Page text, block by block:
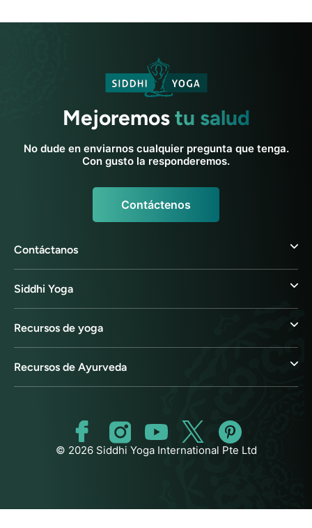
Mejoremostu salud
No dude en enviarnos cualquier pregunta que tenga.
Con gusto la responderemos.
Contáctenos
Contáctanos
Siddhi Yoga
Recursos de yoga
Recursos de Ayurveda
© 2026 Siddhi Yoga International Pte Ltd